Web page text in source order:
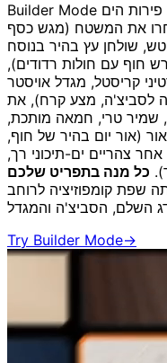
Builder Mode מאפשר לכם להרכיב את סצנת פירות הים
את המשטח (מגש כסף
שולחן עץ בהיר בנוסח
חוף עם חולות רדודים),
קריסטל, מגדל אויסטר
לסביצ'ה, מצע קרח), את
שמיר טרי, חמאה מותכת,
(אור יום בהיר של חוף,
צהריים ים-תיכוני רך,
כל מנה בתפריט שלכם
שפת קומפוזיציה לרוחב
Try Builder Mode→